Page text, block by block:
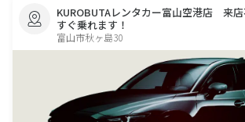
KUROBUTAレンタカー富山空港店 来
すぐ乗れます！
富山市秋ヶ島30